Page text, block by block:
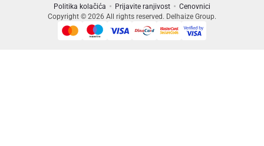
Politika kolačića
Prijavite ranjivost
Cenovnici
Copyright © 2026 All rights reserved. Delhaize Group.